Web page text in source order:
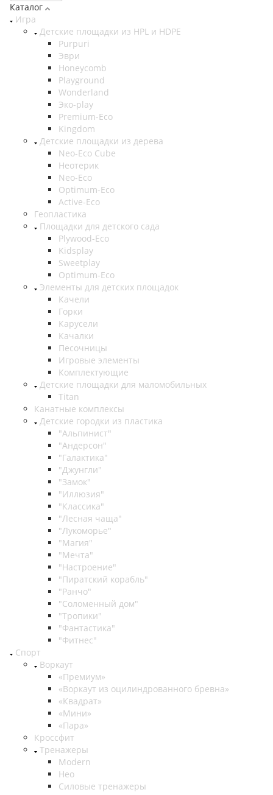
Каталог
Игра
Детские площадки из HPL и HDPE
Purpuri
Эври
Honeycomb
Playground
Wonderland
Эко-play
Premium-Eco
Kingdom
Детские площадки из дерева
Neo-Eco Cube
Неотерик
Neo-Eco
Оptimum-Еco
Active-Eco
Геопластика
Площадки для детского сада
Plywood-Eco
Kidsplay
Sweetplay
Оptimum-Еco
Элементы для детских площадок
Качели
Горки
Карусели
Качалки
Песочницы
Игровые элементы
Комплектующие
Детские площадки для маломобильных
Titan
Канатные комплексы
Детские городки из пластика
"Альпинист"
"Андерсон"
"Галактика"
"Джунгли"
"Замок"
"Иллюзия"
"Классика"
"Лесная чаща"
"Лукоморье"
"Магия"
"Мечта"
"Настроение"
"Пиратский корабль"
"Ранчо"
"Соломенный дом"
"Тропики"
"Фантастика"
"Фитнес"
Спорт
Воркаут
«Премиум»
«Воркаут из оцилиндрованного бревна»
«Квадрат»
«Мини»
«Пара»
Кроссфит
Тренажеры
Modern
Нео
Силовые тренажеры